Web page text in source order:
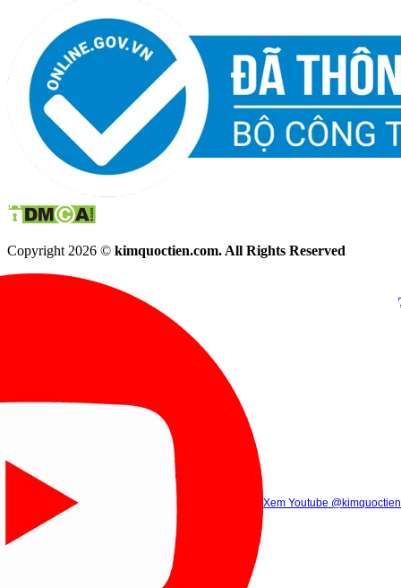
Copyright 2026 © kimquoctien.com. All Rights Reserved
Xem Tik Tok
(8h00 - 21h30)
(8h00 -
Gọi điện (8h00 - 21h30)
Xem Youtube @kimquoctien